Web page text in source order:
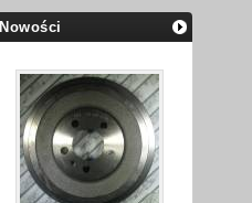
Nowości